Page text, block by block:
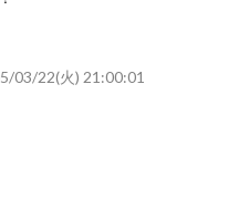
03/22(火) 21:00:01